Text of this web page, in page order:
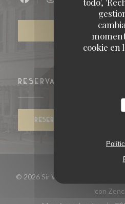
cookie en
Facebook ((abre en
Instagram
RESERVA
RESERVAR UNA MESA
© 2026 Sir Winston — Creación
con